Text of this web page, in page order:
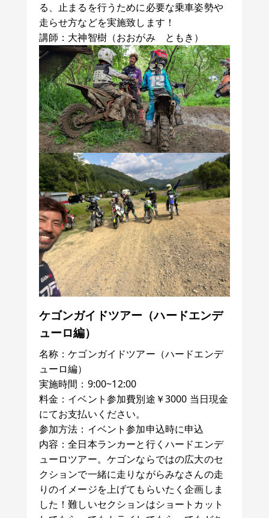
る、止まるを行うために必要な乗車姿勢や
走らせ方などを実施致します！
講師：大神智樹（おおがみ ともき）
ケゴンガイドツアー（ハードエンデ
ューロ編）
名称：ケゴンガイドツアー（ハードエンデ
ューロ編）
実施時間：9:00~12:00
料金：イベント参加費別途￥3000 当日現金
にてお支払いください。
参加方法：イベント参加申込時に申込
内容：全日本ランカーと行くハードエンデ
ューロツアー。ケゴンならではの広大のセ
クションで一緒に走りながらみなさんの走
りのイメージを上げてもらいたく企画しま
した！難しいセクションはショートカット